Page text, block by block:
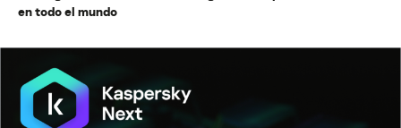
en todo el mundo